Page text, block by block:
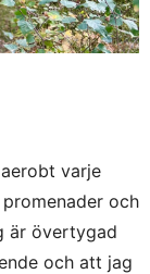
varje
och
är övertygad
och att jag